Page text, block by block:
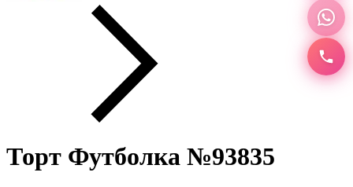
Торт Футболка №93835